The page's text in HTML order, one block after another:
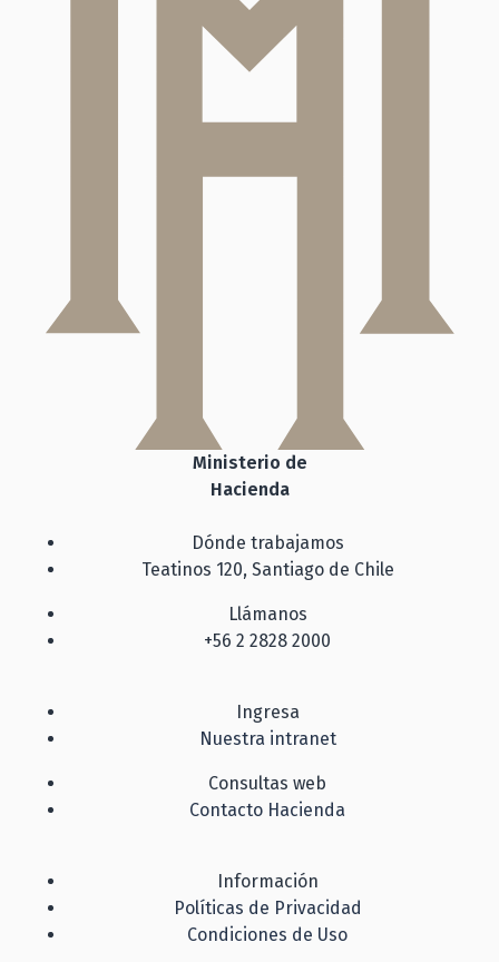
Ministerio de
Hacienda
Dónde trabajamos
Teatinos 120, Santiago de Chile
Llámanos
+56 2 2828 2000
Ingresa
Nuestra intranet
Consultas web
Contacto Hacienda
Información
Políticas de Privacidad
Condiciones de Uso